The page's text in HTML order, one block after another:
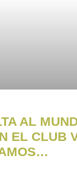
AL
EL CLUB